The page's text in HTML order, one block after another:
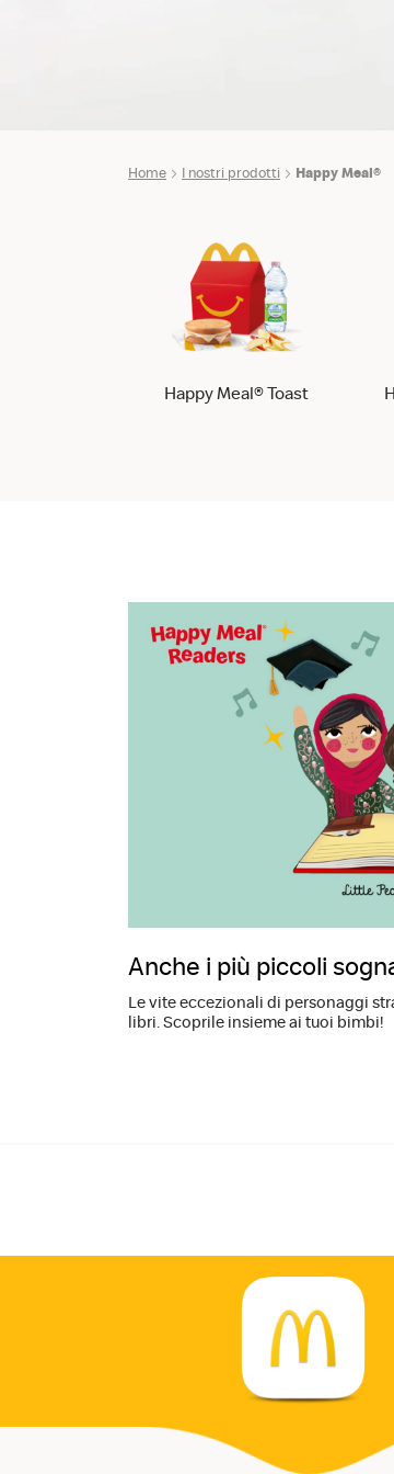
Home I nostri prodotti Happy Meal®
Happy Meal® Toast
Anche i più piccoli
Le vite eccezionali di personaggi
libri. Scoprile insieme ai tuoi bimbi!